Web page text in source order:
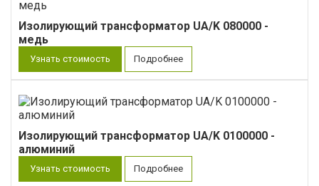
Изолирующий трансформатор UA/K 080000 -
медь
Узнать стоимость Подробнее
Изолирующий трансформатор UA/K 0100000 -
алюминий
Узнать стоимость Подробнее